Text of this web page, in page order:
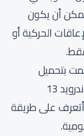
أن يكون
الحركية أو
بتحميل
التطبيق على هاتفي Vivo Y76 5G بنظام أندرويد 13
على طريقة